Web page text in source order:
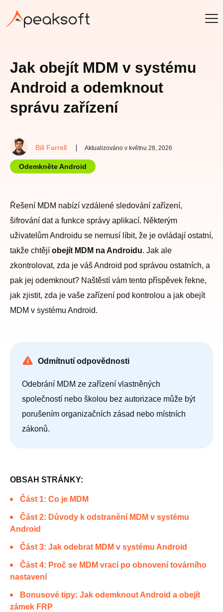
Jak obejít MDM v systému
Android a odemknout
správu zařízení
Bill Farrell Aktualizováno v květnu 28, 2026
Odemkněte Android
Řešení MDM nabízí vzdálené sledování zařízení,
šifrování dat a funkce správy aplikací. Některým
uživatelům Androidu se nemusí líbit, že je ovládají ostatní,
takže chtějí obejít MDM na Androidu. Jak ale
zkontrolovat, zda je váš Android pod správou ostatních, a
pak jej odemknout? Naštěstí vám tento příspěvek řekne,
jak zjistit, zda je vaše zařízení pod kontrolou a jak obejít
MDM v systému Android.
Odmítnutí odpovědnosti
Odebrání MDM ze zařízení vlastněných
společností nebo školou bez autorizace může být
porušením organizačních zásad nebo místních
zákonů.
OBSAH STRÁNKY:
Část 1: Co je MDM
Část 2: Důvody k odstranění MDM v systému
Android
Část 3: Jak odebrat MDM v systému Android
Část 4: Proč se MDM vrací po obnovení továrního
nastavení
Bonusové tipy: Jak odemknout Android a obejít
zámek FRP